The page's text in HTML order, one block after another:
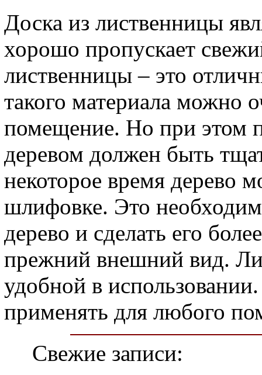
Доска из лиственницы
хорошо пропускает
лиственницы – это
такого материала можно
помещение. Но при этом
деревом должен быть
некоторое время дерево
шлифовке. Это
дерево и сделать его
прежний внешний вид.
удобной в
применять для любого
Свежие записи: